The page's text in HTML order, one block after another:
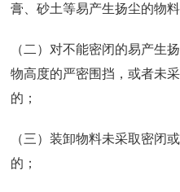
膏、砂土等易产生扬尘的物料
（二）对不能密闭的易产生
物高度的严密围挡，或者未
的；
（三）装卸物料未采取密闭
的；